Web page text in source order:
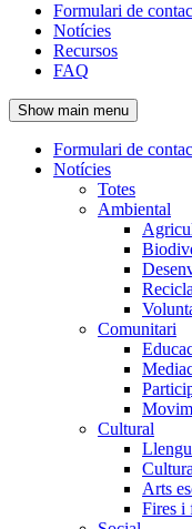
Navegació
principal
de
l'encapçalament
Formulari de
Notícies
Recursos
FAQ
Show main menu
Navegació
principal
Formulari de
Notícies
Totes
Ambiental
Comunitari
Cultural
Arts
Fires i